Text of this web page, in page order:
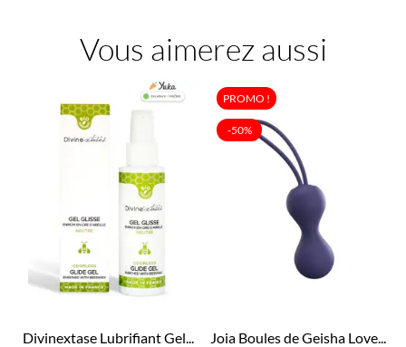
Vous aimerez aussi
Divinextase Lubrifiant Gel... Joia Boules de Geisha Love...
PROMO !
-50%